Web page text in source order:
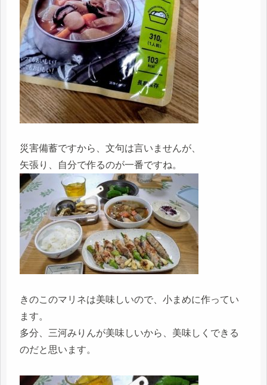
災害備蓄ですから、文句は言いませんが、
矢張り、自分で作るのが一番ですね。
きのこのマリネは美味しいので、小まめに作ってい
ます。
多分、三河みりんが美味しいから、美味しくできる
のだと思います。